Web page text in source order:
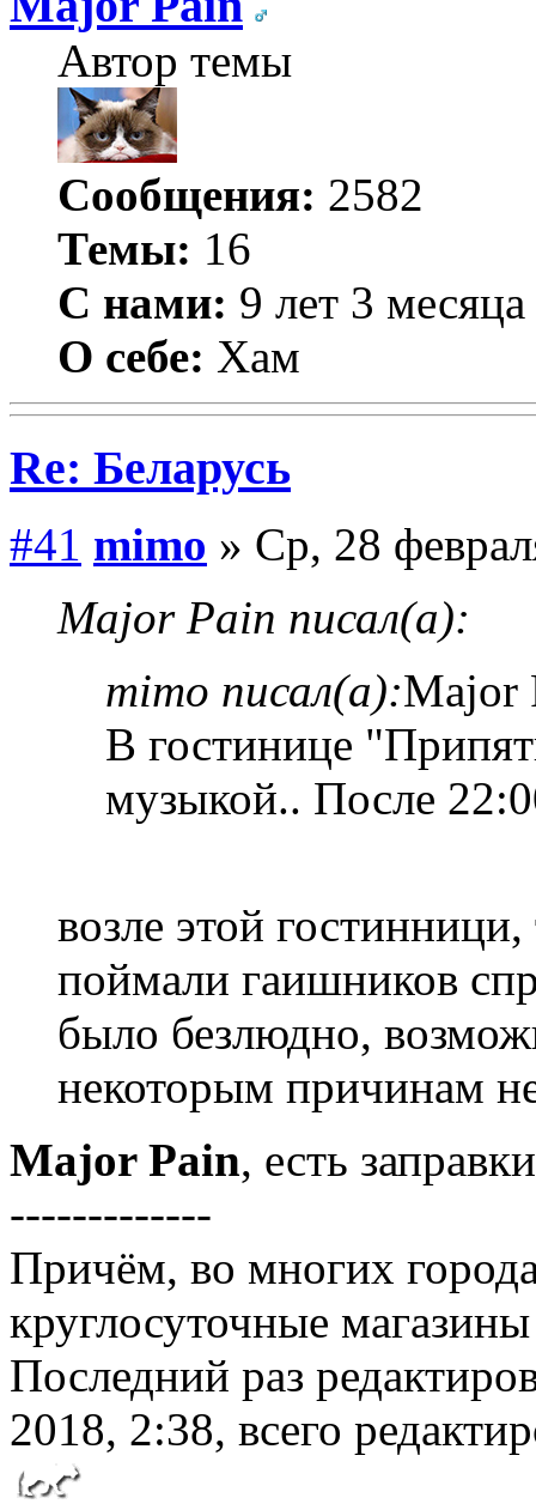
Автор темы
Сообщения: 2582
Темы: 16
С нами: 9 лет 3 месяца
О себе: Хам
Re: Беларусь
#41 mimo » Ср, 28
Major Pain писал(а):
mimo писал(а):Major
В гостинице
музыкой.. После
возле этой
поймали гаишников
было безлюдно,
некоторым причинам
Major Pain, есть
-------------
Причём, во многих
круглосуточные
Последний раз
2018, 2:38, всего